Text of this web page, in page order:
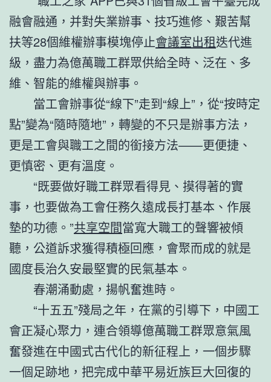
融會融通，并對失業辦事、技巧進修、艱苦幫
扶等28個維權辦事模塊停止會議室出租迭代進
級，盡力為億萬職工群眾供給全時、泛在、多
維、智能的維權與辦事。
當工會辦事從“線下”走到“線上”，從“按時定
點”變為“隨時隨地”，轉變的不只是辦事方法，
更是工會與職工之間的銜接方法——更便捷、
更慎密、更有溫度。
“既要做好職工群眾看得見、摸得著的實
事，也要做為工會任務久遠成長打基本、作展
墊的功德。”共享空間當寬大職工的聲響被傾
聽，公道訴求獲得積極回應，會聚而成的就是
國度長治久安最堅實的民氣基本。
春潮涌動處，揚帆奮進時。
“十五五”殘局之年，在黨的引導下，中國工
會正凝心聚力，連合領導億萬職工群眾意氣風
奮發進在中國式古代化的新征程上，一個步驟
一個足跡地，把完成中華平易近族巨大回復的